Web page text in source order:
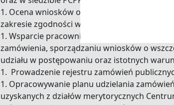
Ocena wniosków o wszczęcie postępowań
zakresie zgodności wnioskowanych
Wsparcie pracowników komórek
zamówienia, sporządzaniu wniosków o
udziału w postępowaniu oraz istotnych
Prowadzenie rejestru zamówień
Opracowywanie planu udzielania
uzyskanych z działów merytorycznych